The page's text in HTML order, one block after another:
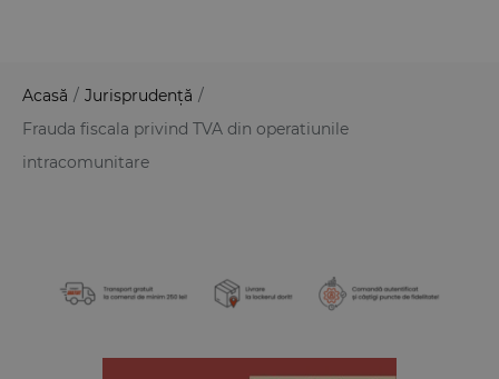
Acasă / Jurisprudență /
Frauda fiscala privind TVA din operatiunile
intracomunitare